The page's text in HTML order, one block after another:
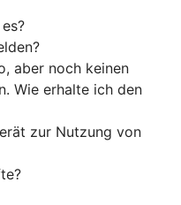
aber noch keinen
Wie erhalte ich den
zur Nutzung von